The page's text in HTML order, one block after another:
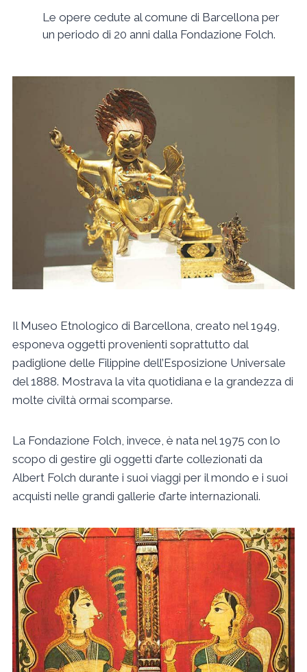
Le opere cedute al comune di Barcellona per
un periodo di 20 anni dalla Fondazione Folch.
Il Museo Etnologico di Barcellona, creato nel 1949,
esponeva oggetti provenienti soprattutto dal
padiglione delle Filippine dell’Esposizione Universale
del 1888. Mostrava la vita quotidiana e la grandezza di
molte civiltà ormai scomparse.
La Fondazione Folch, invece, è nata nel 1975 con lo
scopo di gestire gli oggetti d’arte collezionati da
Albert Folch durante i suoi viaggi per il mondo e i suoi
acquisti nelle grandi gallerie d’arte internazionali.